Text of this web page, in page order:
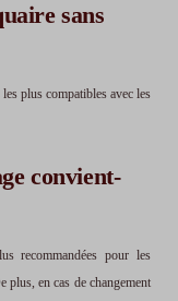
sans
plus compatibles avec les
convient-
recommandées pour les
plus, en cas de changement